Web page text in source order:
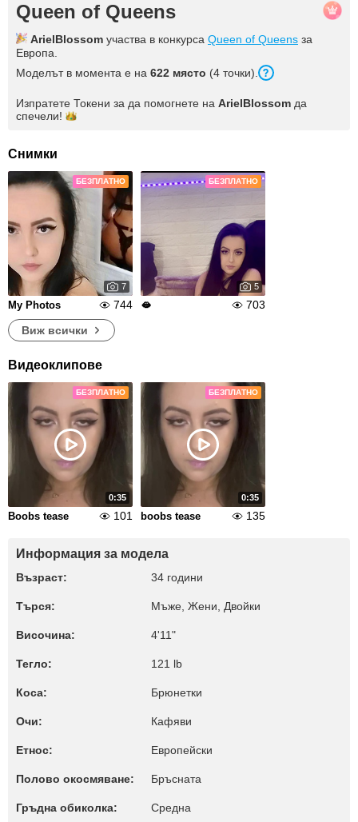
Queen of Queens
ArielBlossom участва в конкурса Queen of Queens за
Европа.
Моделът в момента е на 622 място (4 точки).
Изпратете Токени за да помогнете на ArielBlossom да
спечели!
Снимки
БЕЗПЛАТНО
7
My Photos 744
БЕЗПЛАТНО
5
🫦
703
Виж всички
Видеоклипове
БЕЗПЛАТНО
0:35
Boobs tease 101
БЕЗПЛАТНО
0:35
boobs tease 135
Информация за модела
Възраст: 34 години
Търся: Мъже, Жени, Двойки
Височина: 4'11"
Тегло: 121 lb
Коса: Брюнетки
Очи: Кафяви
Етнос: Европейски
Полово окосмяване: Бръсната
Гръдна обиколка: Среднa